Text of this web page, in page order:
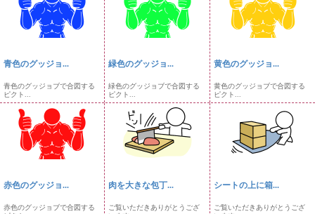
青色のグッジョ...
青色のグッジョブで合図する
ピクト...
緑色のグッジョ...
緑色のグッジョブで合図する
ピクト...
黄色のグッジョ...
黄色のグッジョブで合図する
ピクト...
赤色のグッジョ...
赤色のグッジョブで合図する
肉を大きな包丁...
ご覧いただきありがとうござ
シートの上に箱...
ご覧いただきありがとうござ